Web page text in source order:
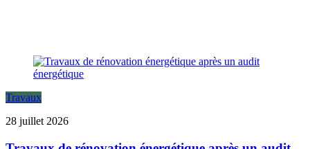
Travaux
28 juillet 2026